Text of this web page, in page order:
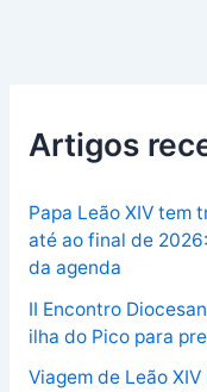
Artigos
Papa Leão XIV tem
até ao final de
da agenda
II Encontro
ilha do Pico para
Viagem de Leão